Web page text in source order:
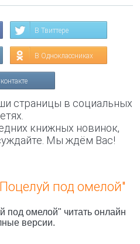
В Твиттере
В Одноклассниках
страницы в социальных
книжных новинок,
Мы ждём Вас!
под омелой"
под омелой" читать онлайн
версии.